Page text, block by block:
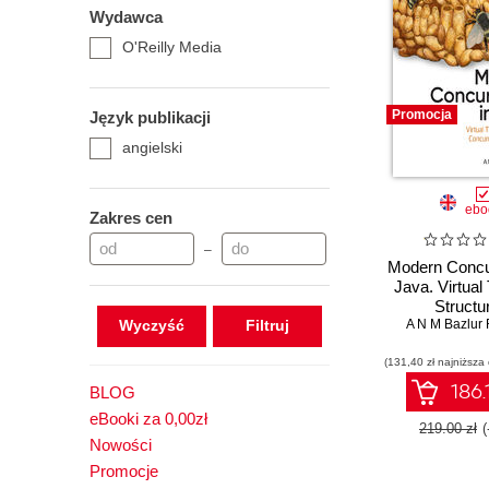
Wydawca
O'Reilly Media
Język publikacji
angielski
Zakres cen
–
Wyczyść
BLOG
eBooki za 0,00zł
Nowości
Promocje
Promocja
Modern
Java. Virtual
A N M Bazlur
(131,40 zł
219.00 zł